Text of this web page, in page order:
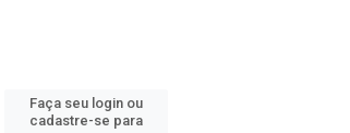
Faça seu login ou
cadastre-se para